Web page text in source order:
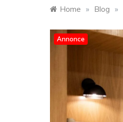
Home » Blog »
Annonce